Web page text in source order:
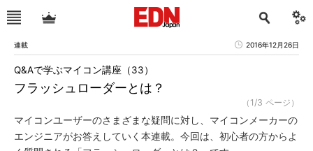
連載 2016年12月26日
フラッシュローダーとは？
Q&Aで学ぶマイコン講座（33）
（1/3 ページ）
マイコンユーザーのさまざまな疑問に対し、マイコンメーカーの
エンジニアがお答えしていく本連載。今回は、初心者の方からよ